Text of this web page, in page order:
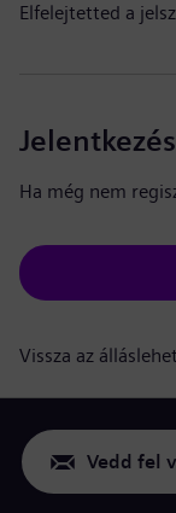
Elfelejtetted a
Ha még nem
Vissza az
Vedd fel